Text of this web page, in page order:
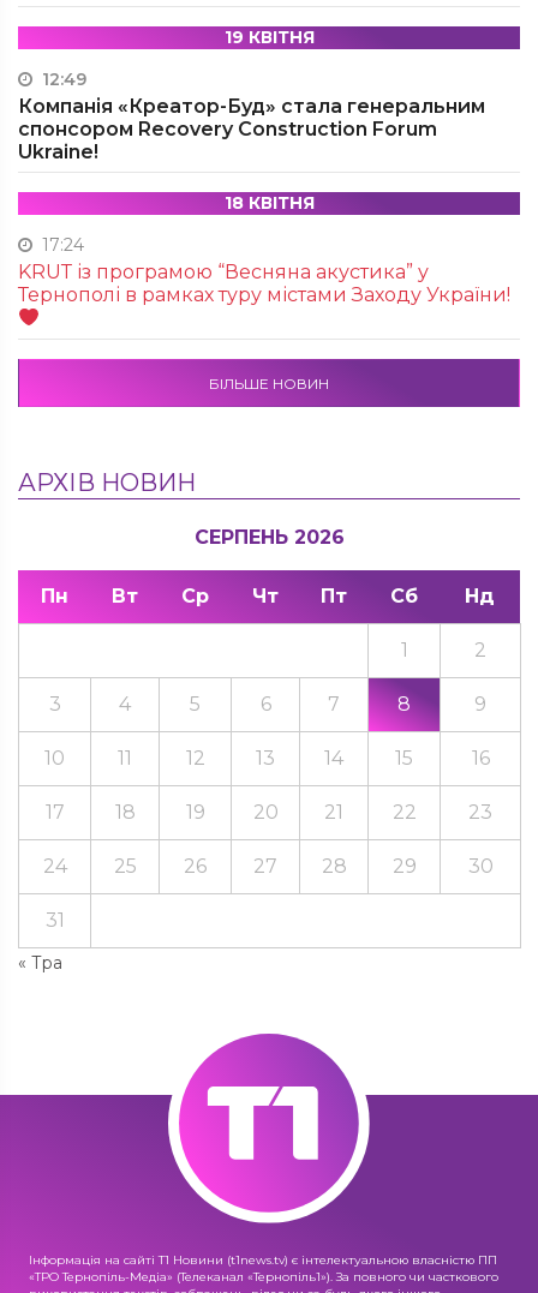
19 КВІТНЯ
12:49
Компанія «Креатор-Буд» стала генеральним
спонсором Recovery Construction Forum
Ukraine!
18 КВІТНЯ
17:24
KRUТ із програмою “Весняна акустика” у
Тернополі в рамках туру містами Заходу України!
БІЛЬШЕ НОВИН
АРХІВ НОВИН
СЕРПЕНЬ 2026
Пн Вт Ср Чт Пт Сб Нд
« Тра
1 2
3 4 5 6 7 8 9
10 11 12 13 14 15 16
17 18 19 20 21 22 23
24 25 26 27 28 29 30
31
Інформація на сайті Т1 Новини (t1news.tv) є інтелектуальною власністю ПП
«ТРО Тернопіль-Медіа» (Телеканал «Тернопіль1»). За повного чи часткового